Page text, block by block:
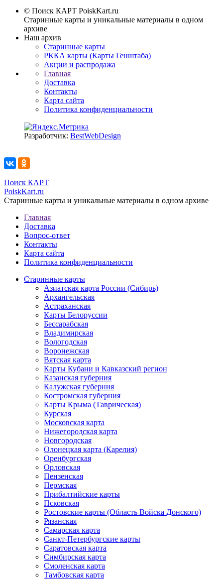
© Поиск КАРТ PoiskKart.ru
Старинные карты и уникальные материалы в одном
архиве
Наш архив
Старинные карты
РККА карты (Карты Генштаба)
Акции и распродажа
Главная
Доставка
Контакты
Карта сайта
Политика конфиденциальности
Разработчик: BestWebDesign
Поиск КАРТ
PoiskKart.ru
Старинные карты и уникальные материалы в одном архиве
Главная
Доставка
Вопрос-ответ
Контакты
Карта сайта
Политика конфиденциальности
Старинные карты
Азиатская карта России (Сибирь)
Архангельская
Астраханская
Карты Белоруссии
Бессарабская
Владимирская
Вологодская
Воронежская
Вятская карта
Карты Кубани и Кавказский регион
Казанская губерния
Калужская губерния
Костромская губерния
Карты Крыма (Таврическая)
Курская
Московская карта
Нижегородская карта
Новгородская
Олонецкая карта (Карелия)
Оренбургская
Орловская
Пензенская
Пермская
Прибалтийские карты
Псковская
Ростовские карты (Область Войска Донского)
Рязанская
Самарская карта
Санкт-Петербургские карты
Саратовская карта
Симбирская карта
Смоленская карта
Тамбовская карта